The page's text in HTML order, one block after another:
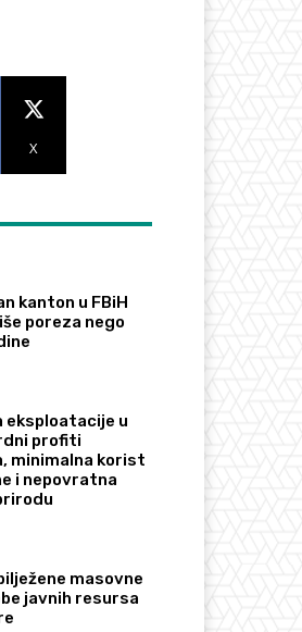
X
kanton u FBiH
poreza nego
eksploatacije u
profiti
minimalna korist
i nepovratna
masovne
javnih resursa